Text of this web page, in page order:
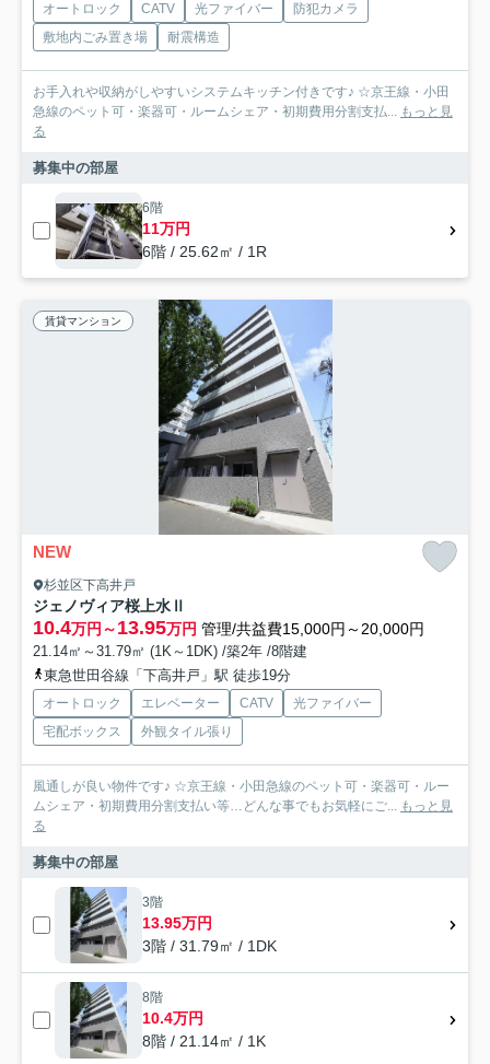
オートロック CATV 光ファイバー
防犯カメラ
敷地内ごみ置き場
耐震構造
お手入れや収納がしやすいシステムキッチン付きです♪ ☆京王線・小田
急線のペット可・楽器可・ルームシェア・初期費用分割支払... もっと見
る
募集中の部屋
6階
11万円
6階 / 25.62㎡ / 1R
賃貸マンション
NEW
杉並区下高井戸
ジェノヴィア桜上水Ⅱ
10.4万円～13.95万円 管理/共益費15,000円～20,000円
21.14㎡～31.79㎡ (1K～1DK) /築2年 /8階建
東急世田谷線「下高井戸」駅 徒歩19分
オートロック エレベーター CATV
光ファイバー
宅配ボックス
外観タイル張り
風通しが良い物件です♪ ☆京王線・小田急線のペット可・楽器可・ルー
ムシェア・初期費用分割支払い等…どんな事でもお気軽にご... もっと見
る
募集中の部屋
3階
13.95万円
3階 / 31.79㎡ / 1DK
8階
10.4万円
8階 / 21.14㎡ / 1K